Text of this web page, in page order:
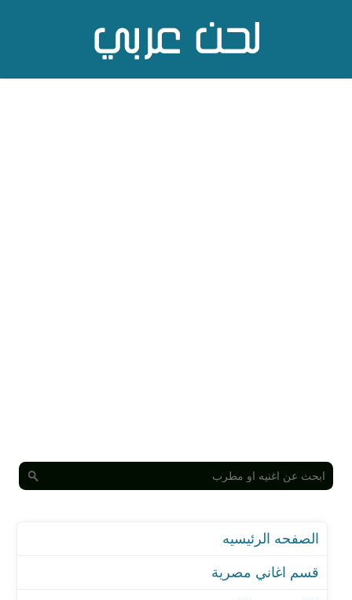
قسم اغاني مصرية
اغنية مهرجان جدعان واكابر